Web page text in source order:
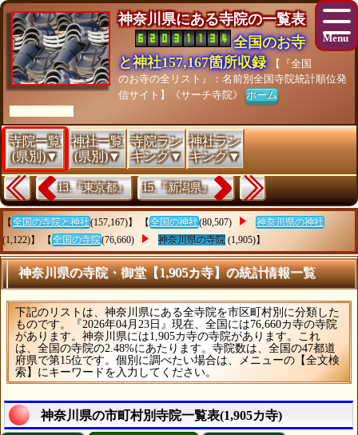
神奈川県にある寺院の一覧表
全国のお寺
と神社157,167箇所収録
【『全国
のお寺の全リスト』：名前別全国寺院統計順位発
信サイト】《サーチ寺院》ホーム
[As of 26/07/28]
寺院一覧
(県別)▼
神社一覧
(県別)▼
寺院ラン
キング▼
神社ラン
キング▼
13.『東京都』 15.『新潟県』
【 全国の寺院と神社(157,167)】 【 全国の神社(80,507)
神奈川県の神社
(1,122)】 【 全国の寺院(76,660) 神奈川県の寺院 (1,905)】
神奈川県の寺院・御堂【1,905カ寺】の統計情報一覧
下記のリストは、神奈川県にある全寺院を市区町村別に分類した
ものです。『2026年04月23日』現在、全国には76,660カ寺の寺院
があります。神奈川県には1,905カ寺の寺院があります。これ
は、全国の寺院の2.48%にあたります。寺院数は、全国の47都道
府県で第15位です。個別に調べたい場合は、メニューの【全文検
索】にキーワードを入力してください。
神奈川県の市町村別寺院一覧表(1,905カ寺)